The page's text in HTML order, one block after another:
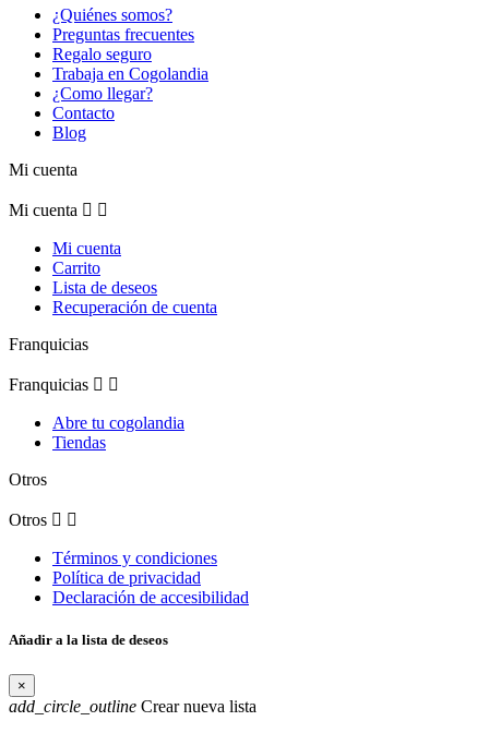
¿Quiénes somos?
Preguntas frecuentes
Regalo seguro
Trabaja en Cogolandia
¿Como llegar?
Contacto
Blog
Mi cuenta
Mi cuenta  
Mi cuenta
Carrito
Lista de deseos
Recuperación de cuenta
Franquicias
Franquicias  
Abre tu cogolandia
Tiendas
Otros
Otros  
Términos y condiciones
Política de privacidad
Declaración de accesibilidad
Añadir a la lista de deseos
×
add_circle_outline Crear nueva lista